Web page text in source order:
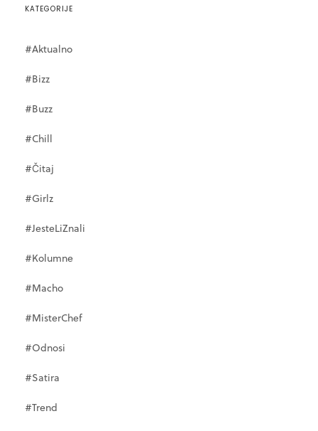
KATEGORIJE
#Aktualno
#Bizz
#Buzz
#Chill
#Čitaj
#Girlz
#JesteLiZnali
#Kolumne
#Macho
#MisterChef
#Odnosi
#Satira
#Trend